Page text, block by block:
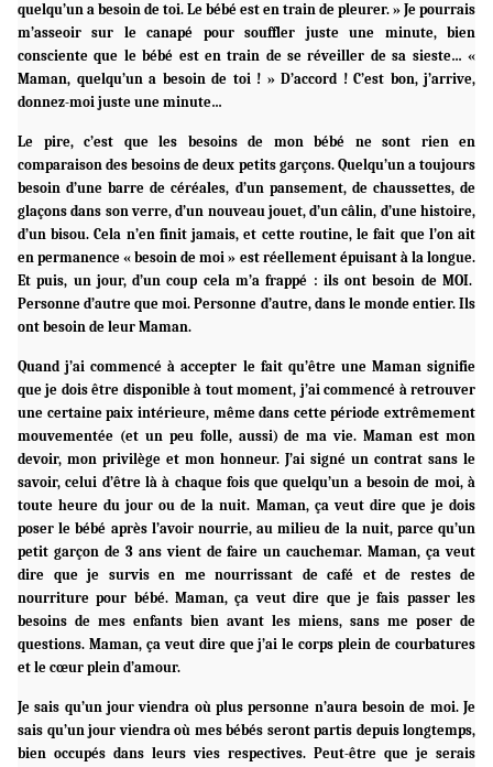
quelqu’un a besoin de toi. Le bébé est en train de pleurer. » Je pourrais
m’asseoir sur le canapé pour souffler juste une minute, bien
consciente que le bébé est en train de se réveiller de sa sieste… «
Maman, quelqu’un a besoin de toi ! » D’accord ! C’est bon, j’arrive,
donnez-moi juste une minute…
Le pire, c’est que les besoins de mon bébé ne sont rien en
comparaison des besoins de deux petits garçons. Quelqu’un a toujours
besoin d’une barre de céréales, d’un pansement, de chaussettes, de
glaçons dans son verre, d’un nouveau jouet, d’un câlin, d’une histoire,
d’un bisou. Cela n’en finit jamais, et cette routine, le fait que l’on ait
en permanence « besoin de moi » est réellement épuisant à la longue.
Et puis, un jour, d’un coup cela m’a frappé : ils ont besoin de MOI.
Personne d’autre que moi. Personne d’autre, dans le monde entier. Ils
ont besoin de leur Maman.
Quand j’ai commencé à accepter le fait qu’être une Maman signifie
que je dois être disponible à tout moment, j’ai commencé à retrouver
une certaine paix intérieure, même dans cette période extrêmement
mouvementée (et un peu folle, aussi) de ma vie. Maman est mon
devoir, mon privilège et mon honneur. J’ai signé un contrat sans le
savoir, celui d’être là à chaque fois que quelqu’un a besoin de moi, à
toute heure du jour ou de la nuit. Maman, ça veut dire que je dois
poser le bébé après l’avoir nourrie, au milieu de la nuit, parce qu’un
petit garçon de 3 ans vient de faire un cauchemar. Maman, ça veut
dire que je survis en me nourrissant de café et de restes de
nourriture pour bébé. Maman, ça veut dire que je fais passer les
besoins de mes enfants bien avant les miens, sans me poser de
questions. Maman, ça veut dire que j’ai le corps plein de courbatures
et le cœur plein d’amour.
Je sais qu’un jour viendra où plus personne n’aura besoin de moi. Je
sais qu’un jour viendra où mes bébés seront partis depuis longtemps,
bien occupés dans leurs vies respectives. Peut-être que je serais